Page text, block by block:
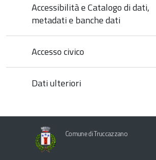
Accessibilità e Catalogo di dati,
metadati e banche dati
Accesso civico
Dati ulteriori
Comune di Truccazzano